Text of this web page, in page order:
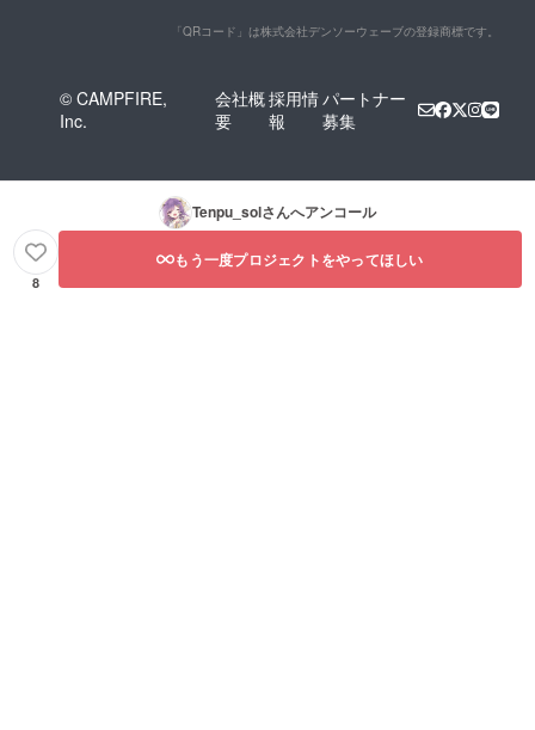
「QRコード」は株式会社デンソーウェーブの登録商標です。
© CAMPFIRE,
Inc.
会社概
要
採用情
報
パートナー
募集
Tenpu_solさんへアンコール
8
もう一度プロジェクトをやってほしい